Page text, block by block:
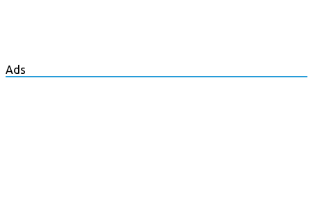
Ads